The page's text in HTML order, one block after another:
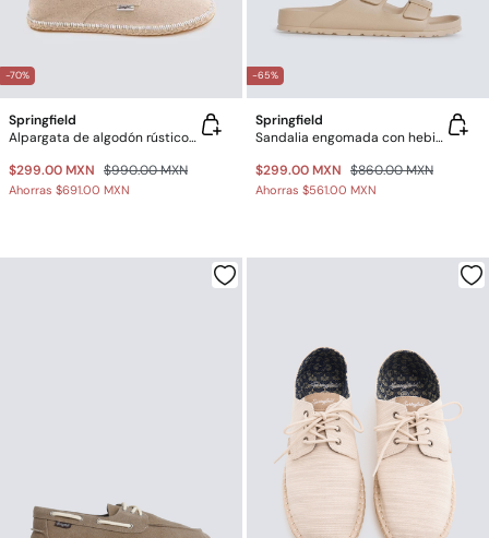
-70%
Springfield
Alpargata de algodón rústico con contraste
$299.00 MXN $990.00 MXN
Ahorras $691.00 MXN
-65%
Springfield
Sandalia engomada con hebillas
$299.00 MXN $860.00 MXN
Ahorras $561.00 MXN